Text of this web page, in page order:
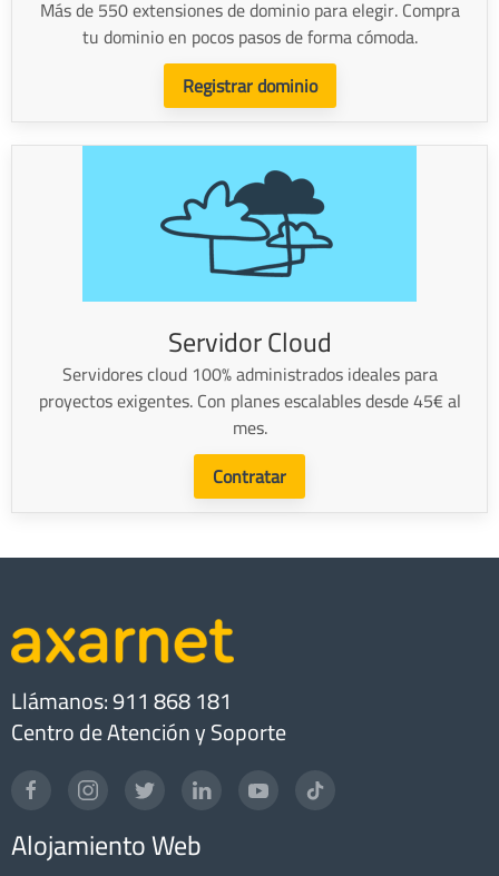
Más de 550 extensiones de dominio para elegir. Compra
tu dominio en pocos pasos de forma cómoda.
Registrar dominio
Servidor Cloud
Servidores cloud 100% administrados ideales para
proyectos exigentes. Con planes escalables desde 45€ al
mes.
Contratar
Llámanos: 911 868 181
Centro de Atención y Soporte
Alojamiento Web